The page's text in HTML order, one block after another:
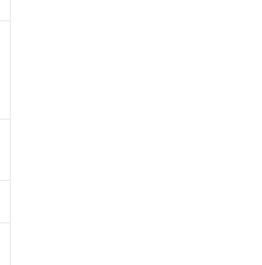
ムロン制御機器販売店・
示しないようお願いしま
ンバーズにご登録され
および当社の共同利用者
用することをご了承くだ
ンジル) : 1000ppm、
第三者に通知します。
る場合は、取り引きをい
担当のオムロン制御